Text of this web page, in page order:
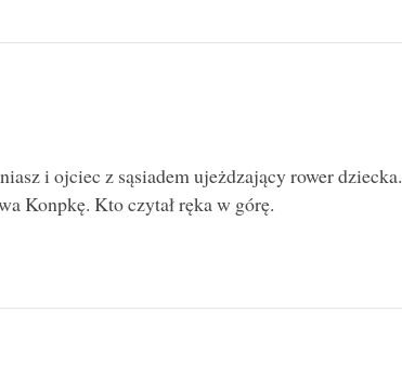
i ojciec z sąsiadem ujeżdzający rower dziecka.
Konpkę. Kto czytał ręka w górę.